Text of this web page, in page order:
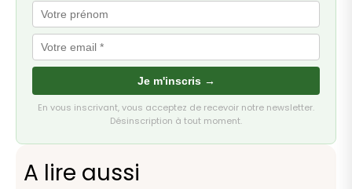
Je m'inscris →
En vous inscrivant, vous acceptez de recevoir notre newsletter.
Désinscription à tout moment.
A lire aussi